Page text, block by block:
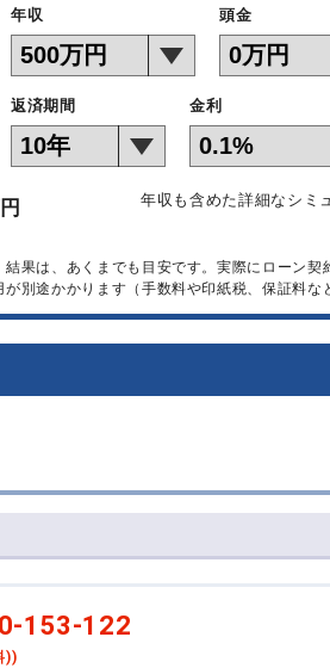
年収 頭金
返済期間 金利
年収も含めた詳細なシミ
果は、あくまでも目安です。実際にローン契
別途かかります（手数料や印紙税、保証料な
153-122
))